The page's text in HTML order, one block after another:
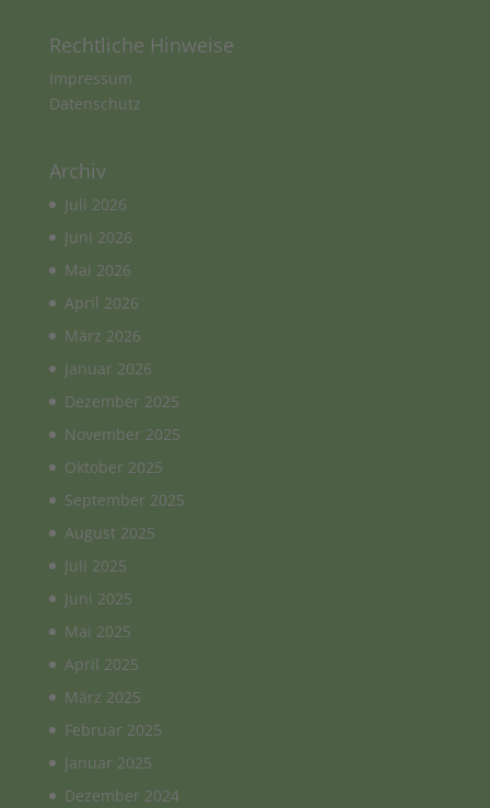
Rechtliche Hinweise
Impressum
Datenschutz
Archiv
Juli 2026
Juni 2026
Mai 2026
April 2026
März 2026
Januar 2026
Dezember 2025
November 2025
Oktober 2025
September 2025
August 2025
Juli 2025
Juni 2025
Mai 2025
April 2025
März 2025
Februar 2025
Januar 2025
Dezember 2024